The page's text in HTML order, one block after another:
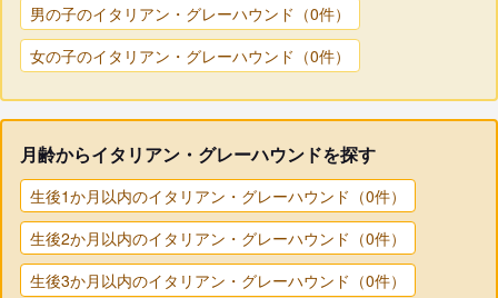
男の子のイタリアン・グレーハウンド（0件）
女の子のイタリアン・グレーハウンド（0件）
月齢からイタリアン・グレーハウンドを探す
生後1か月以内のイタリアン・グレーハウンド（0件）
生後2か月以内のイタリアン・グレーハウンド（0件）
生後3か月以内のイタリアン・グレーハウンド（0件）